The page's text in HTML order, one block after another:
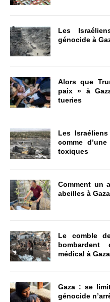
Les
génocide à
Alors que
paix » à
tueries
Les
comme
toxiques
Comment un
abeilles à Gaza
Le comble
médical à Gaza
Gaza : se
génocide